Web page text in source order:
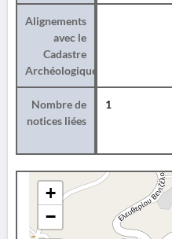
Alignements
avec le
Cadastre
Archéologique
Nombre de
notices liées
1
+
−